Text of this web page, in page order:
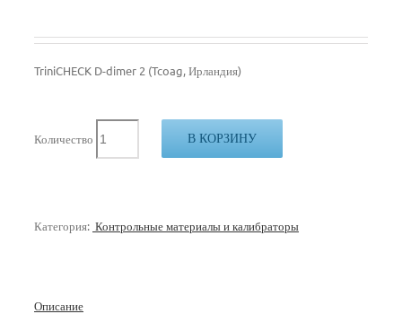
TriniCHECK D-dimer 2 (Tcoag, Ирландия)
Количество В КОРЗИНУ
Категория: Контрольные материалы и калибраторы
Описание